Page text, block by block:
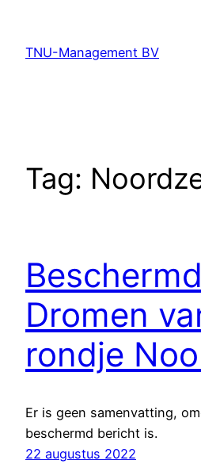
TNU-Management BV
Tag:
Dromen
rondje
Er is geen samenvatting,
beschermd bericht is.
22 augustus 2022